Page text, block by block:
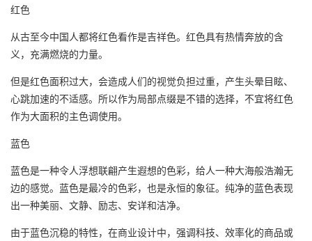
红色
从古至今中国人都将红色看作是吉祥色。红色具有热情奔放的含
义，充满燃烧的力量。
但是红色面积过大，会造成人们的视觉负担过重，产生头晕目眩、
心跳加速的不适感。所以作为局部点缀是不错的选择，不宜将红色
作为大面积的主色调使用。
蓝色
蓝色是一种令人浮想联翩产生遐想的色彩，给人一种大海般浩瀚无
边的感觉。蓝色是最冷的色彩，也是永恒的象征。纯净的蓝色表现
出一种美丽、文静、励志、安详和洁净。
由于蓝色沉稳的特性，在商业设计中，强调科技、效率化的商品或